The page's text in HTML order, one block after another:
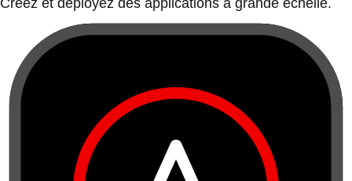
Créez et déployez des applications à grande échelle.